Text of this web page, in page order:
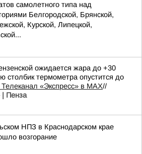
самолетного типа над
Белгородской, Брянской,
Курской, Липецкой,
ожидается жара до +30
столбик термометра опустится до
«Экспресс» в MAX//
| Пенза
НПЗ в Краснодарском крае
возгорание